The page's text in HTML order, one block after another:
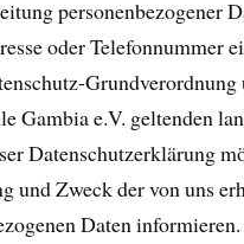
personenbezogener
oder Telefonnummer
Gambia e.V. geltenden
Datenschutzerklärung
und Zweck der von uns
Daten